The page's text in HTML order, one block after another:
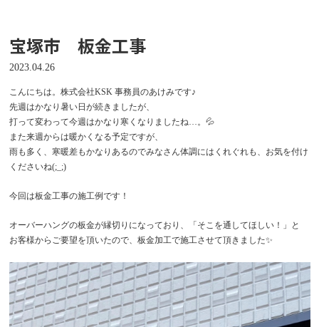
宝塚市 板金工事
2023.04.26
こんにちは。株式会社KSK 事務員のあけみです♪
先週はかなり暑い日が続きましたが、
打って変わって今週はかなり寒くなりましたね…。💦
また来週からは暖かくなる予定ですが、
雨も多く、寒暖差もかなりあるのでみなさん体調にはくれぐれも、お気を付け
くださいね(;_;)
今回は板金工事の施工例です！
オーバーハングの板金が縁切りになっており、「そこを通してほしい！」と
お客様からご要望を頂いたので、板金加工で施工させて頂きました✨